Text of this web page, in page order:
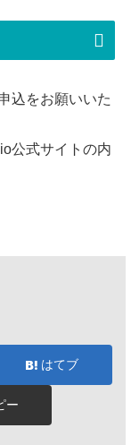
込をお願いいた
公式サイトの内
はてブ
ー